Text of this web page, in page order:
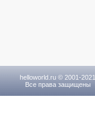
helloworld.ru © 2001-2021
Все права защищены